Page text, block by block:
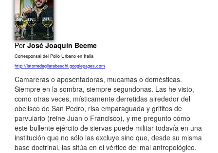
PorJosé Joaquín Beeme
Corresponsal del Pollo Urbano en Italia
http://latorredegliarabeschi.googlepages.com
Camareras o aposentadoras, mucamas o domésticas.
Siempre en la sombra, siempre segundonas. Las he visto,
como otras veces, místicamente derretidas alrededor del
obelisco de San Pedro, risa emparaguada y grititos de
parvulario (reine Juan o Francisco), y me pregunto cómo
este bullente ejército de siervas puede militar todavía en una
institución que no sólo las excluye sino que, desde su misma
base doctrinal, las sitúa en el vértice del mal antropológico.